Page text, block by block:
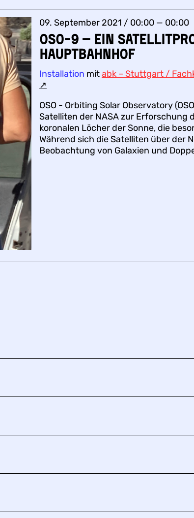
09. September 2021 / 00:00 — 00:00
OSO-9 – Ein
Hauptbahnhof
Installation mitabk – Stuttgart /
↗︎
OSO - Orbiting Solar Observatory
Satelliten der NASA zur Erforschung
koronalen Löcher der Sonne, die
Während sich die Satelliten über der
Beobachtung von Galaxien und